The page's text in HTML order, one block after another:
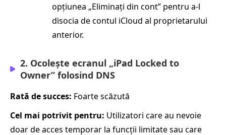
opțiunea „Eliminați din cont” pentru a-l
disocia de contul iCloud al proprietarului
anterior.
2. Ocolește ecranul „iPad Locked to
Owner” folosind DNS
Rată de succes: Foarte scăzută
Cel mai potrivit pentru: Utilizatori care au nevoie
doar de acces temporar la funcții limitate sau care